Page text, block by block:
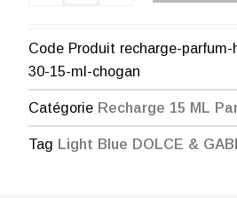
ml
Code Produit recharge-
30-15-ml-chogan
Catégorie Recharge 15 ML
Tag Light Blue DOLCE &